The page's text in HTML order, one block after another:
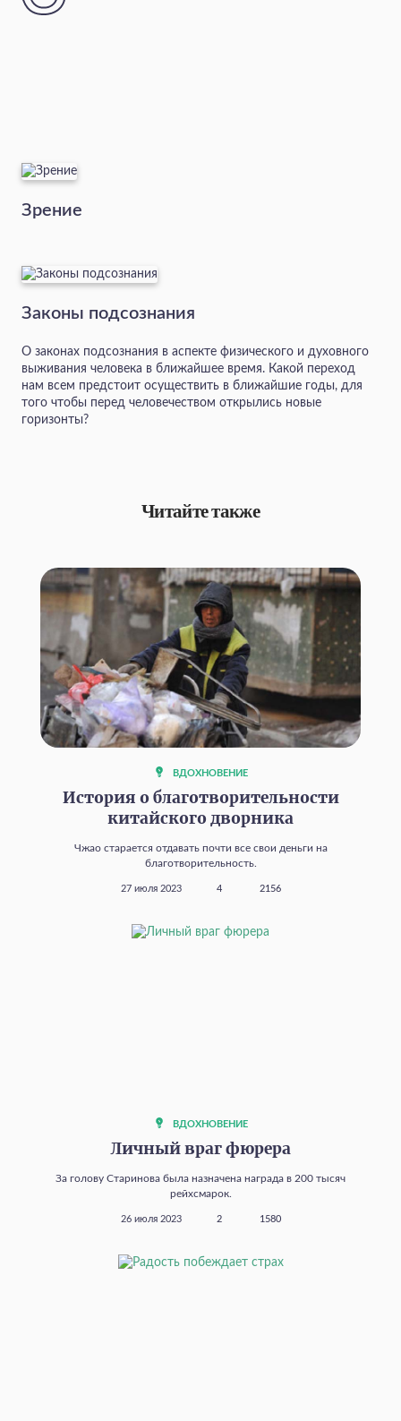
Зрение
Законы подсознания
О законах подсознания в аспекте физического и духовного
выживания человека в ближайшее время. Какой переход
нам всем предстоит осуществить в ближайшие годы, для
того чтобы перед человечеством открылись новые
горизонты?
Читайте также
ВДОХНОВЕНИЕ
История о благотворительности
китайского дворника
Чжао старается отдавать почти все свои деньги на
благотворительность.
27 июля 2023 4 2156
ВДОХНОВЕНИЕ
Личный враг фюрера
За голову Старинова была назначена награда в 200 тысяч
рейхсмарок.
26 июля 2023 2 1580